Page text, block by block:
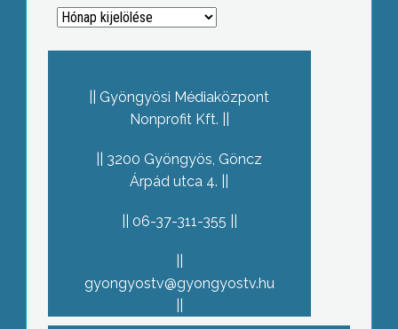
Archívum
Gyöngyösi Médiaközpont
Nonprofit Kft.
3200 Gyöngyös, Göncz
Árpád utca 4.
06-37-311-355
gyongyostv@gyongyostv.hu